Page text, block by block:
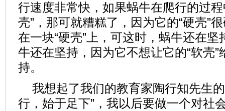
行速度非常快，如果蜗牛在爬行的过
壳”，那可就糟糕了，因为它的“硬壳”
在一块“硬壳”上，可这时，蜗牛还在
牛还在坚持，因为它不想让它的“软壳
持。
我想起了我们的教育家陶行知先生
行，始于足下”，我以后要做一个对社